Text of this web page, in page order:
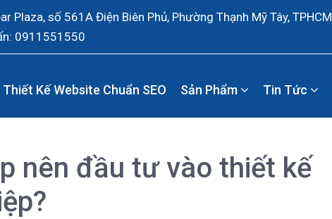
Plaza, số 561A Điện Biên Phủ, Phường Thạnh Mỹ Tây, TPHCM
0911551550
Thiết Kế Website Chuẩn SEO Sản Phẩm Tin Tức
nên đầu tư vào thiết kế